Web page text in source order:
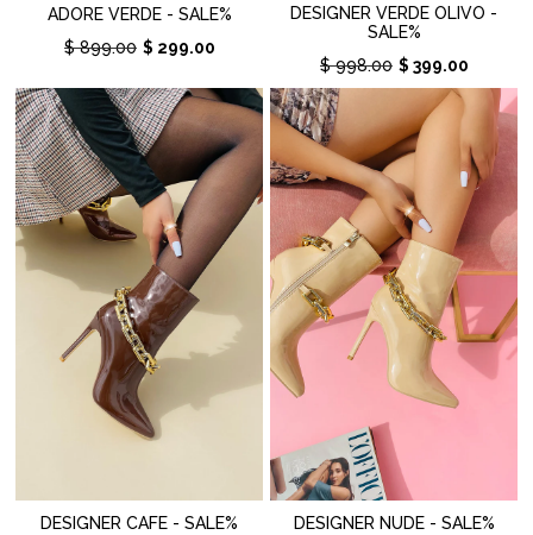
ADORE VERDE - SALE%
$ 899.00 $ 299.00
DESIGNER VERDE OLIVO -
SALE%
$ 998.00 $ 399.00
DESIGNER CAFE - SALE%
DESIGNER NUDE - SALE%